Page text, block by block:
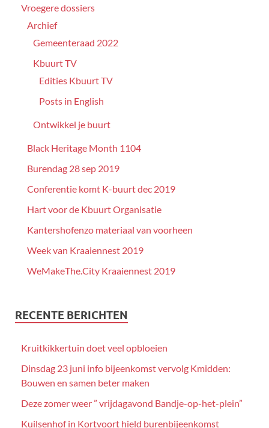
Vroegere dossiers
Archief
Gemeenteraad 2022
Kbuurt TV
Edities Kbuurt TV
Posts in English
Ontwikkel je buurt
Black Heritage Month 1104
Burendag 28 sep 2019
Conferentie komt K-buurt dec 2019
Hart voor de Kbuurt Organisatie
Kantershofenzo materiaal van voorheen
Week van Kraaiennest 2019
WeMakeThe.City Kraaiennest 2019
RECENTE BERICHTEN
Kruitkikkertuin doet veel opbloeien
Dinsdag 23 juni info bijeenkomst vervolg Kmidden:
Bouwen en samen beter maken
Deze zomer weer ” vrijdagavond Bandje-op-het-plein”
Kuilsenhof in Kortvoort hield burenbijeenkomst